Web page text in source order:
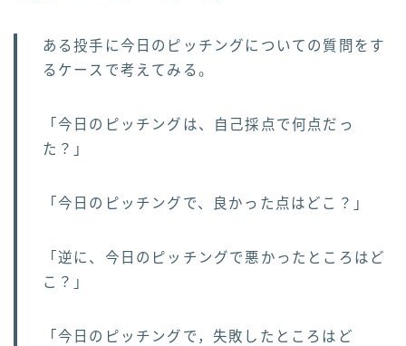
ある投手に今日のピッチングについての質問をす
るケースで考えてみる。
「今日のピッチングは、自己採点で何点だっ
た？」
「今日のピッチングで、良かった点はどこ？」
「逆に、今日のピッチングで悪かったところはど
こ？」
「今日のピッチングで，失敗したところはど